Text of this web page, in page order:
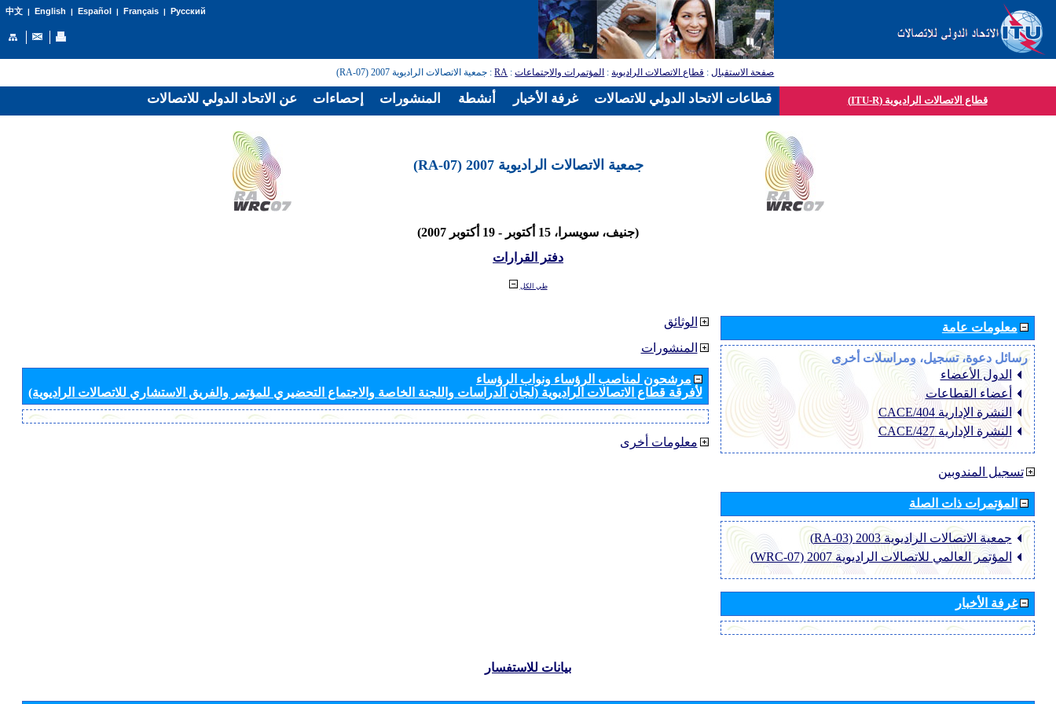
中文| English | Español | Français| Русский
صفحة الاستقبال: قطاع الاتصالات الراديوية: المؤتمرات والاجتماعات:
RA: جمعية الاتصالات الراديوية 2007 (RA-07)
قطاع الاتصالات الراديوية (ITU-R)
جمعية الاتصالات الراديوية 2007 (RA-07)
(جنيف، سويسرا، 15 أكتوبر - 19 أكتوبر 2007)
دفتر القرارات
طي الكل
الوثائق
المنشورات
مرشحون لمناصب الرؤساء ونواب الرؤساء
لأفرقة قطاع الاتصالات الراديوية (لجان الدراسات واللجنة الخاصة والاجتماع التحضيري للمؤتمر والفريق الاستشاري للاتصالات الراديوية)
معلومات أخرى
معلومات عامة
رسائل دعوة، تسجيل، ومراسلات أخرى
الدول الأعضاء
أعضاء القطاعات
النشرة الإدارية CACE/404
النشرة الإدارية CACE/427
تسجيل المندوبين
المؤتمرات ذات الصلة
جمعية الاتصالات الراديوية 2003 (RA-03)
المؤتمر العالمي للاتصالات الراديوية 2007 (WRC-07)
غرفة الأخبار
بيانات للاستفسار
عن الاتحاد الدولي للاتصالات إحصاءات المنشورات أنشطة غرفة الأخبار قطاعات الاتحاد الدولي للاتصالات